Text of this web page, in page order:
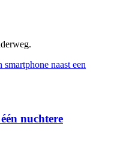
nuchtere